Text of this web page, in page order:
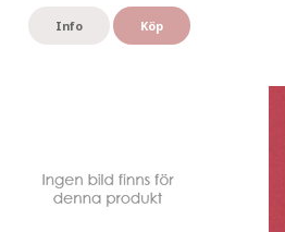
Info Köp